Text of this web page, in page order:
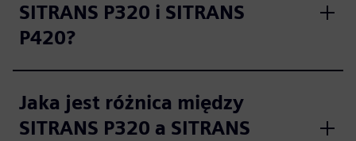
SITRANS P320 i SITRANS
P420?
Jaka jest różnica między
SITRANS P320 a SITRANS